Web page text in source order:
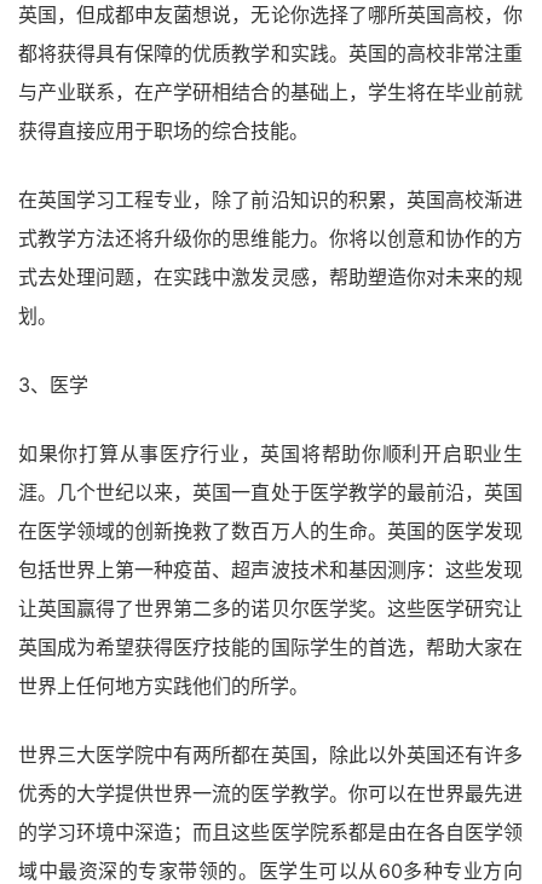
英国，但成都申友菌想说，无论你选择了哪所英国高校，你
都将获得具有保障的优质教学和实践。英国的高校非常注重
与产业联系，在产学研相结合的基础上，学生将在毕业前就
获得直接应用于职场的综合技能。
在英国学习工程专业，除了前沿知识的积累，英国高校渐进
式教学方法还将升级你的思维能力。你将以创意和协作的方
式去处理问题，在实践中激发灵感，帮助塑造你对未来的规
划。
3、医学
如果你打算从事医疗行业，英国将帮助你顺利开启职业生
涯。几个世纪以来，英国一直处于医学教学的最前沿，英国
在医学领域的创新挽救了数百万人的生命。英国的医学发现
包括世界上第一种疫苗、超声波技术和基因测序：这些发现
让英国赢得了世界第二多的诺贝尔医学奖。这些医学研究让
英国成为希望获得医疗技能的国际学生的首选，帮助大家在
世界上任何地方实践他们的所学。
世界三大医学院中有两所都在英国，除此以外英国还有许多
优秀的大学提供世界一流的医学教学。你可以在世界最先进
的学习环境中深造；而且这些医学院系都是由在各自医学领
域中最资深的专家带领的。医学生可以从60多种专业方向